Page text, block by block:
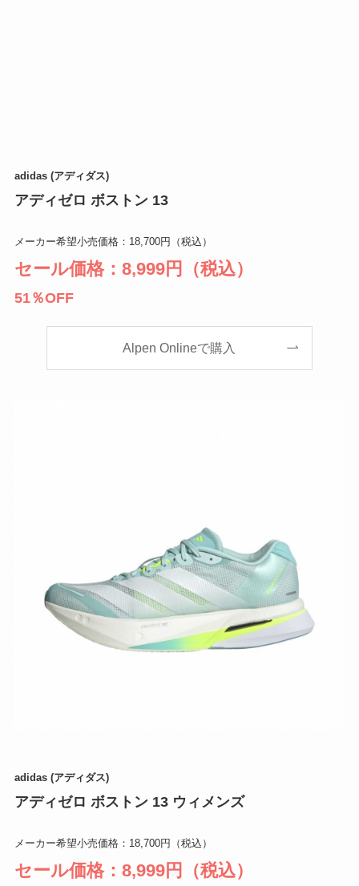
adidas (アディダス)
アディゼロ ボストン 13
メーカー希望小売価格：18,700円（税込）
セール価格：8,999円（税込）
51％OFF
Alpen Onlineで購入
adidas (アディダス)
アディゼロ ボストン 13 ウィメンズ
メーカー希望小売価格：18,700円（税込）
セール価格：8,999円（税込）